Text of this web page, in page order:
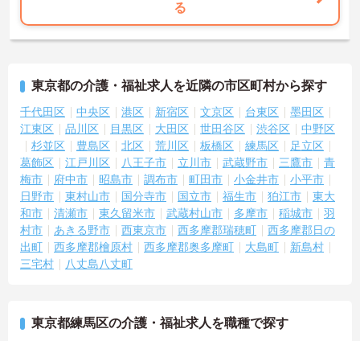
る
東京都の介護・福祉求人を近隣の市区町村から探す
千代田区 中央区 港区 新宿区 文京区 台東区
墨田区
江東区
品川区 目黒区 大田区 世田谷区 渋谷区
中野区
杉並区
豊島区 北区 荒川区 板橋区 練馬区
足立区
葛飾区
江戸川区 八王子市 立川市 武蔵野市 三鷹市
青
梅市
府中市 昭島市 調布市 町田市 小金井市
小平市
日野市
東村山市 国分寺市 国立市 福生市 狛江市
東大
和市
清瀬市 東久留米市 武蔵村山市 多摩市 稲城市
羽
村市
あきる野市 西東京市 西多摩郡瑞穂町
西多摩郡日の
出町
西多摩郡檜原村 西多摩郡奥多摩町 大島町
新島村
三宅村
八丈島八丈町
東京都練馬区の介護・福祉求人を職種で探す